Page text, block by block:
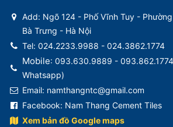
Add: Ngõ 124 - Phố Vĩnh Tuy -
Bà Trưng - Hà Nội
Tel: 024.2233.9988 - 024.3862.1774
Mobile: 093.630.9889 -
Whatsapp)
Email: namthangntc@gmail.com
Facebook: Nam Thang Cement Tiles
Xem bản đồ Google maps